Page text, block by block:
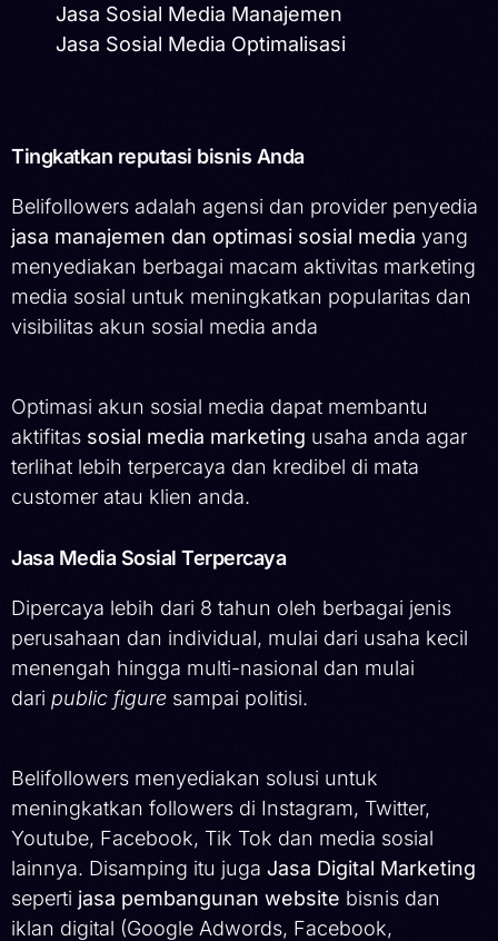
Jasa Sosial Media Manajemen
Jasa Sosial Media Optimalisasi
Tingkatkan reputasi bisnis Anda
Belifollowers adalah agensi dan provider penyedia
jasa manajemen dan optimasi sosial media yang
menyediakan berbagai macam aktivitas marketing
media sosial untuk meningkatkan popularitas dan
visibilitas akun sosial media anda
Optimasi akun sosial media dapat membantu
aktifitas sosial media marketing usaha anda agar
terlihat lebih terpercaya dan kredibel di mata
customer atau klien anda.
Jasa Media Sosial Terpercaya
Dipercaya lebih dari 8 tahun oleh berbagai jenis
perusahaan dan individual, mulai dari usaha kecil
menengah hingga multi-nasional dan mulai
dari public figure sampai politisi.
Belifollowers menyediakan solusi untuk
meningkatkan followers di Instagram, Twitter,
Youtube, Facebook, Tik Tok dan media sosial
lainnya. Disamping itu juga Jasa Digital Marketing
seperti jasa pembangunan website bisnis dan
iklan digital (Google Adwords, Facebook,